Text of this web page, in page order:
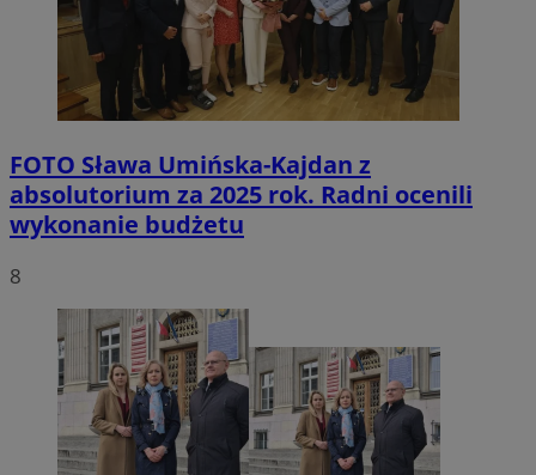
FOTO Sława Umińska-Kajdan z
absolutorium za 2025 rok. Radni ocenili
wykonanie budżetu
8